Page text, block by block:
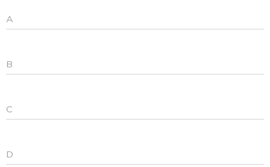
A
B
C
D